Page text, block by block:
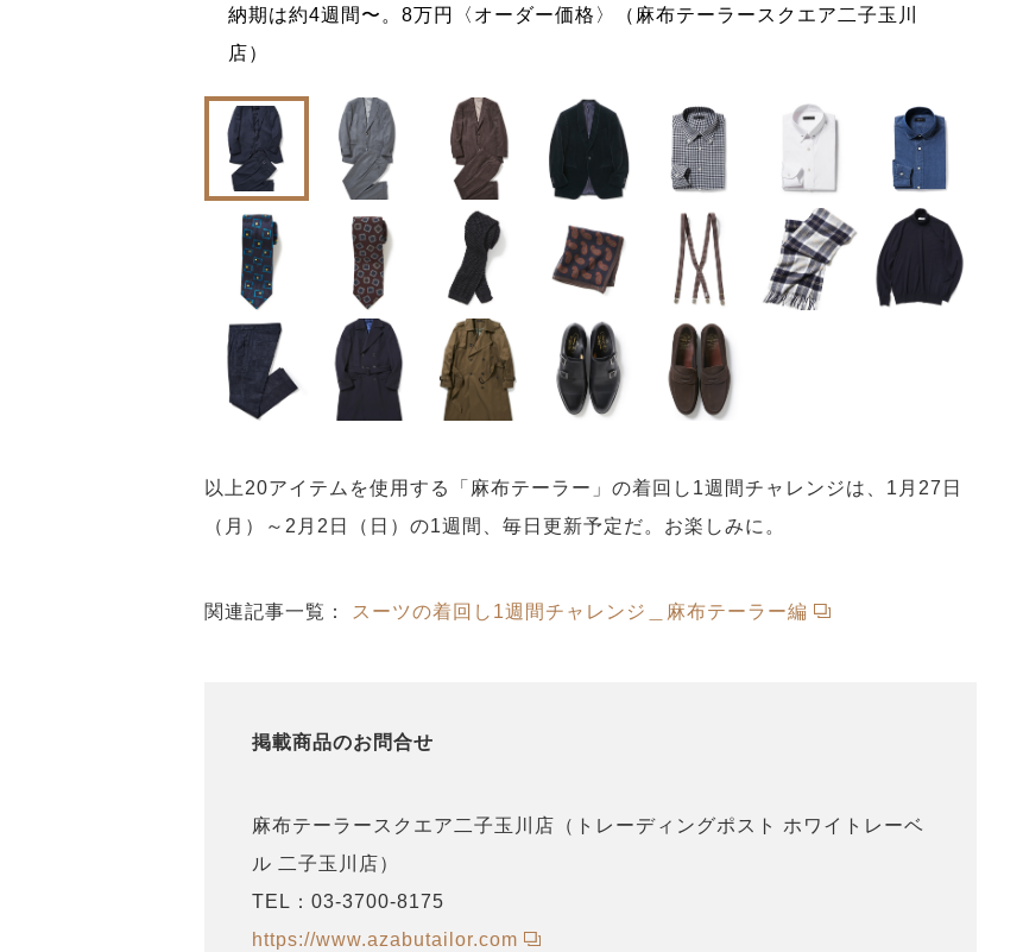
納期は約4週間〜。8万円〈オーダー価格〉（麻布テーラースクエア二子玉川
店）
以上20アイテムを使用する「麻布テーラー」の着回し1週間チャレンジは、1月27日
（月）～2月2日（日）の1週間、毎日更新予定だ。お楽しみに。
関連記事一覧： スーツの着回し1週間チャレンジ＿麻布テーラー編
掲載商品のお問合せ
麻布テーラースクエア二子玉川店（トレーディングポスト ホワイトレーベ
ル 二子玉川店）
TEL：03-3700-8175
https://www.azabutailor.com